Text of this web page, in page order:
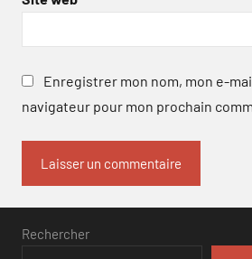
Enregistrer mon nom, mon e-
navigateur pour mon prochain
Rechercher